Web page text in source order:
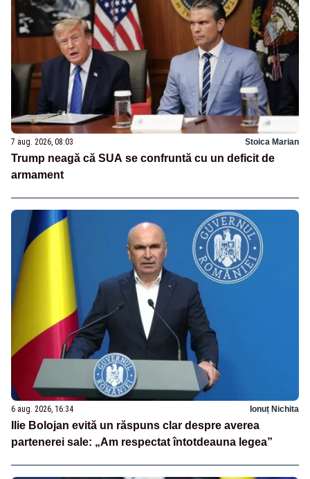
7 aug. 2026, 08:03 Stoica Marian
Trump neagă că SUA se confruntă cu un deficit de
armament
6 aug. 2026, 16:34 Ionuț Nichita
Ilie Bolojan evită un răspuns clar despre averea
partenerei sale: „Am respectat întotdeauna legea”